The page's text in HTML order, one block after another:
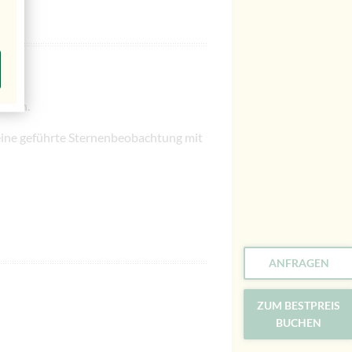
geführte Sternenbeobachtung mit
ANFRAGEN
ZUM BESTPREIS
BUCHEN